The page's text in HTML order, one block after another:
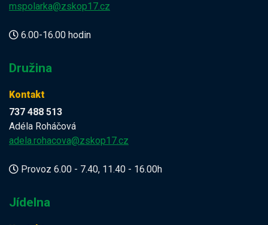
mspolarka@zskop17.cz
6.00-16.00 hodin
Družina
Kontakt
737 488 513
Adéla Roháčová
adela.rohacova@zskop17.cz
Provoz 6.00 - 7.40, 11.40 - 16.00h
Jídelna